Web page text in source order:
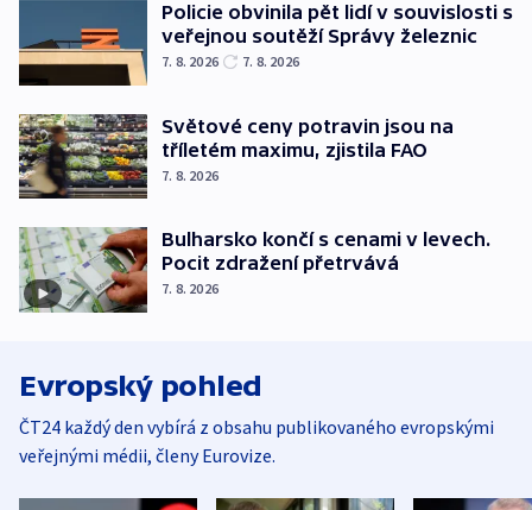
Policie obvinila pět lidí v souvislosti s
veřejnou soutěží Správy železnic
7. 8. 2026 7. 8. 2026
Světové ceny potravin jsou na
tříletém maximu, zjistila FAO
7. 8. 2026
Bulharsko končí s cenami v levech.
Pocit zdražení přetrvává
7. 8. 2026
Evropský pohled
ČT24 každý den vybírá z obsahu publikovaného evropskými
veřejnými médii, členy Eurovize.